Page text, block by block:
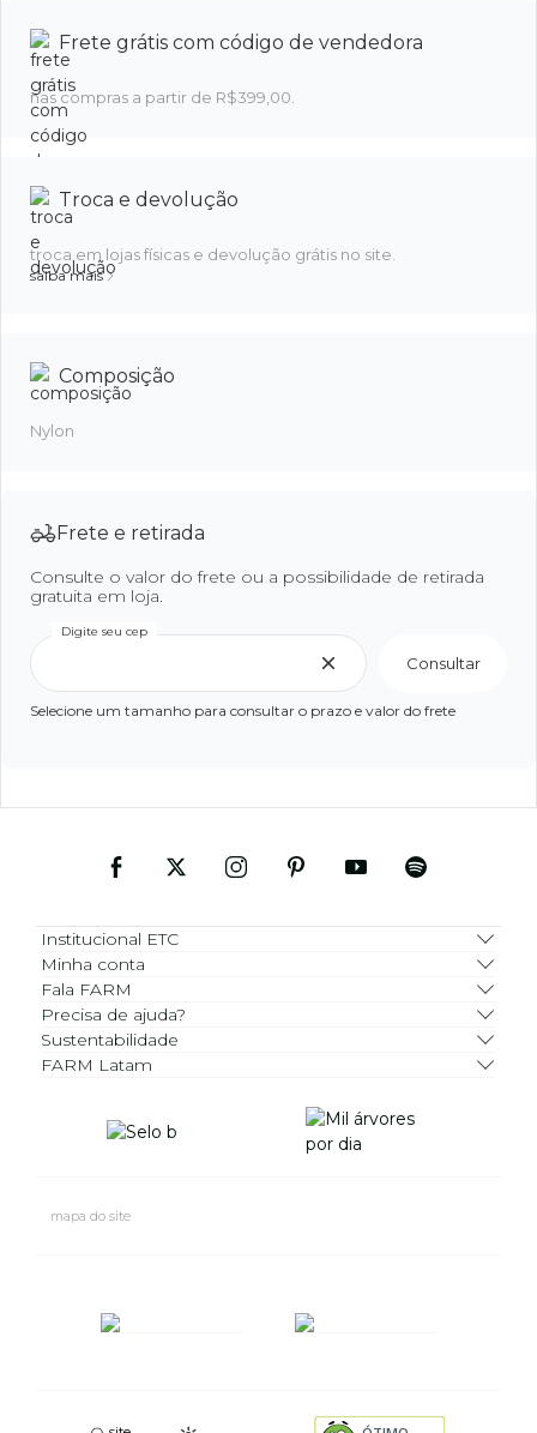
Frete grátis com código de vendedora
nas compras a partir de R$399,00.
Troca e devolução
troca em lojas físicas e devolução grátis no site.
saiba mais
Composição
Nylon
Frete e retirada
Consulte o valor do frete ou a possibilidade de retirada
gratuita em loja.
Digite seu cep
Consultar
Selecione um tamanho para consultar o prazo e valor do frete
Institucional ETC
Minha conta
Fala FARM
Precisa de ajuda?
Sustentabilidade
FARM Latam
mapa do site